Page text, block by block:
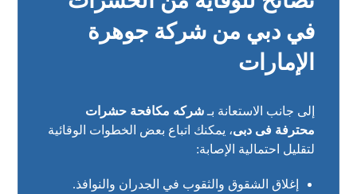
في دبي من شركة جوهرة
الإمارات
إلى جانب الاستعانة بـشركه مكافحة حشرات
محترفة فى دبى، يمكنك اتباع بعض الخطوات الوقائية
لتقليل احتمالية الإصابة:
إغلاق الشقوق والثقوب في الجدران والنوافذ.